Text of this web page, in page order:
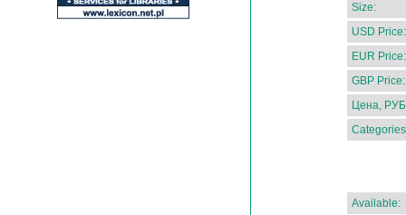
Size:
USD Price:
EUR Price:
GBP Price:
Цена,
Available: